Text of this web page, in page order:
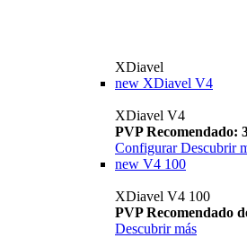
XDiavel
new XDiavel V4
XDiavel V4
PVP Recomendado:
Configurar Descubrir
new V4 100
XDiavel V4 100
PVP Recomendado
Descubrir más